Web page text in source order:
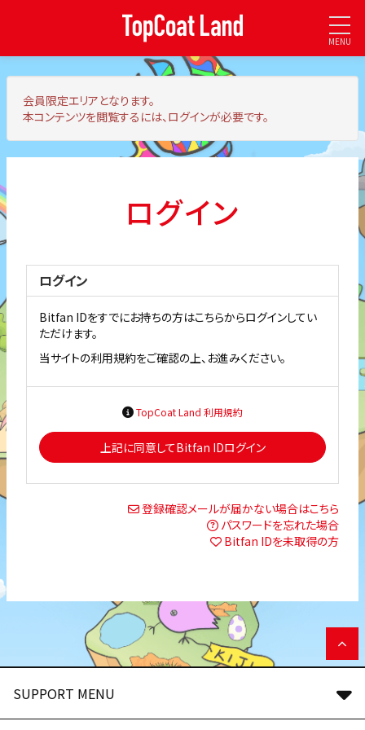
MENU
会員限定エリア となります。
本コンテンツを閲覧するには、ログインが必要です。
ログイン
ログイン
Bitfan IDをすでにお持ちの方はこちらからログインしてい
ただけます。
当サイトの利用規約をご確認の上、お進みください。
TopCoat Land 利用規約
上記に同意してBitfan IDログイン
登録確認メールが届かない場合はこちら
パスワードを忘れた場合
Bitfan IDを未取得の方
SUPPORT MENU